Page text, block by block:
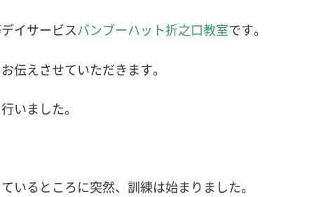
イサービスバンブーハット折之口教室です。
伝えさせていただきます。
行いました。
いるところに突然、訓練は始まりました。